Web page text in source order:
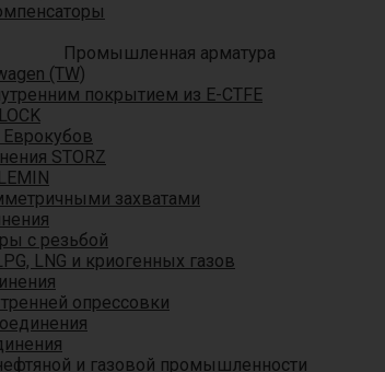
Промышленная арматура
(TW)
покрытием из E-CTFE
STORZ
захватами
с резьбой
LNG и криогенных газов
опрессовки
и газовой промышленности